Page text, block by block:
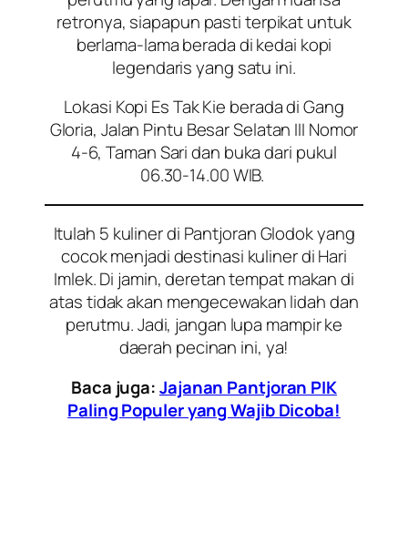
retronya, siapapun pasti terpikat untuk
berlama-lama berada di kedai kopi
legendaris yang satu ini.
Lokasi Kopi Es Tak Kie berada di Gang
Gloria, Jalan Pintu Besar Selatan III Nomor
4-6, Taman Sari dan buka dari pukul
06.30-14.00 WIB.
Itulah 5 kuliner di Pantjoran Glodok yang
cocok menjadi destinasi kuliner di Hari
Imlek. Di jamin, deretan tempat makan di
atas tidak akan mengecewakan lidah dan
perutmu. Jadi, jangan lupa mampir ke
daerah pecinan ini, ya!
Baca juga:Jajanan Pantjoran PIK
Paling Populer yang Wajib Dicoba!